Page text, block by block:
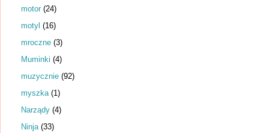
motor (24)
motyl (16)
mroczne (3)
Muminki (4)
muzycznie (92)
myszka (1)
Narządy (4)
Ninja (33)